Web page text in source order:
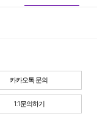
카카오톡 문의
1:1문의하기